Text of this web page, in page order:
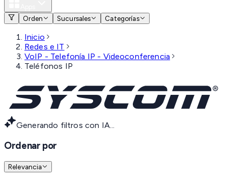
Orden
Sucursales Categorías
Inicio
Redes e IT
VoIP - Telefonía IP - Videoconferencia
Teléfonos IP
Generando filtros con IA...
Ordenar por
Relevancia